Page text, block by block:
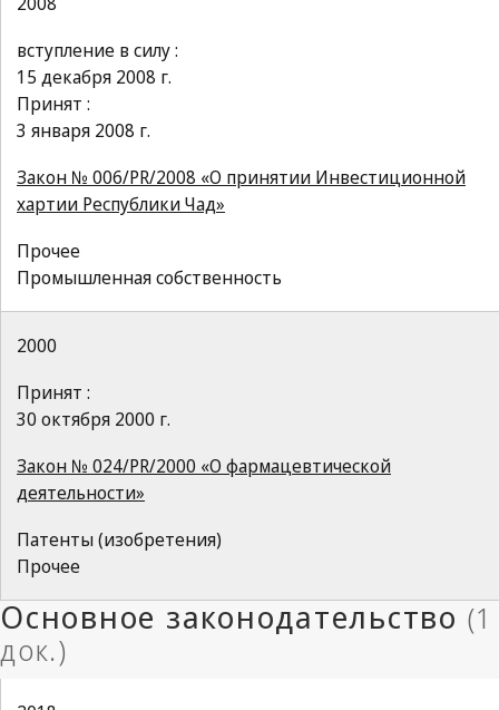
вступление в силу :
15 декабря 2008 г.
Принят :
3 января 2008 г.
Закон № 006/PR/2008 «О принятии Инвестиционной
хартии Республики Чад»
Прочее
Промышленная собственность
2000
Принят :
30 октября 2000 г.
Закон № 024/PR/2000 «О фармацевтической
деятельности»
Патенты (изобретения)
Прочее